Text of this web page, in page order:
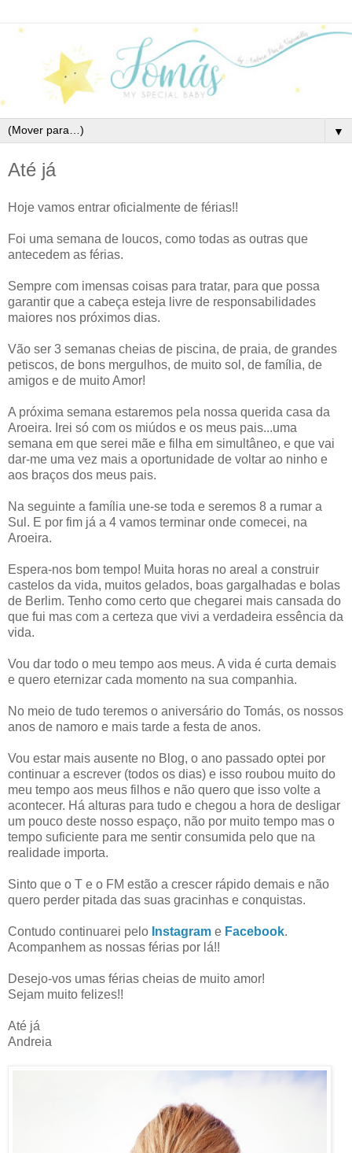
▼
Até já
Hoje vamos entrar oficialmente de férias!!
Foi uma semana de loucos, como todas as outras que
antecedem as férias.
Sempre com imensas coisas para tratar, para que possa
garantir que a cabeça esteja livre de responsabilidades
maiores nos próximos dias.
Vão ser 3 semanas cheias de piscina, de praia, de grandes
petiscos, de bons mergulhos, de muito sol, de família, de
amigos e de muito Amor!
A próxima semana estaremos pela nossa querida casa da
Aroeira. Irei só com os miúdos e os meus pais...uma
semana em que serei mãe e filha em simultâneo, e que vai
dar-me uma vez mais a oportunidade de voltar ao ninho e
aos braços dos meus pais.
Na seguinte a família une-se toda e seremos 8 a rumar a
Sul. E por fim já a 4 vamos terminar onde comecei, na
Aroeira.
Espera-nos bom tempo! Muita horas no areal a construir
castelos da vida, muitos gelados, boas gargalhadas e bolas
de Berlim. Tenho como certo que chegarei mais cansada do
que fui mas com a certeza que vivi a verdadeira essência da
vida.
Vou dar todo o meu tempo aos meus. A vida é curta demais
e quero eternizar cada momento na sua companhia.
No meio de tudo teremos o aniversário do Tomás, os nossos
anos de namoro e mais tarde a festa de anos.
Vou estar mais ausente no Blog, o ano passado optei por
continuar a escrever (todos os dias) e isso roubou muito do
meu tempo aos meus filhos e não quero que isso volte a
acontecer. Há alturas para tudo e chegou a hora de desligar
um pouco deste nosso espaço, não por muito tempo mas o
tempo suficiente para me sentir consumida pelo que na
realidade importa.
Sinto que o T e o FM estão a crescer rápido demais e não
quero perder pitada das suas gracinhas e conquistas.
Contudo continuarei pelo Instagram e Facebook.
Acompanhem as nossas férias por lá!!
Desejo-vos umas férias cheias de muito amor!
Sejam muito felizes!!
Até já
Andreia